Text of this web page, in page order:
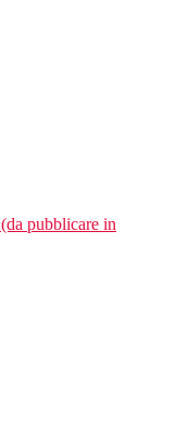
pubblicare in